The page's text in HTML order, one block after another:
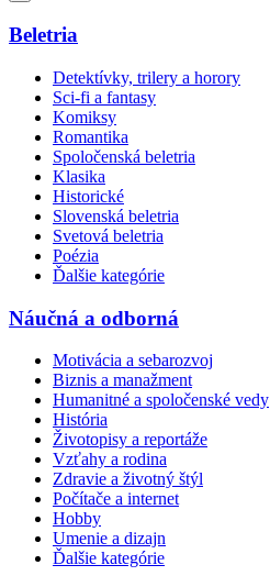
Beletria
Detektívky, trilery a horory
Sci-fi a fantasy
Komiksy
Romantika
Spoločenská beletria
Klasika
Historické
Slovenská beletria
Svetová beletria
Poézia
Ďalšie kategórie
Náučná a odborná
Motivácia a sebarozvoj
Biznis a manažment
Humanitné a spoločenské vedy
História
Životopisy a reportáže
Vzťahy a rodina
Zdravie a životný štýl
Počítače a internet
Hobby
Umenie a dizajn
Ďalšie kategórie